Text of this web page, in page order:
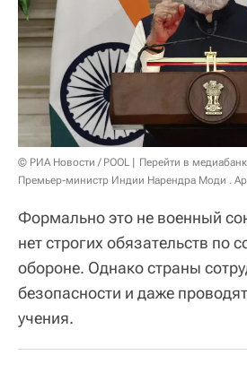
© РИА Новости / POOL
Перейти в медиабанк
Премьер-министр Индии Нарендра Моди .
Формально это не военный
нет строгих обязательств по
обороне. Однако страны
безопасности и даже
учения.